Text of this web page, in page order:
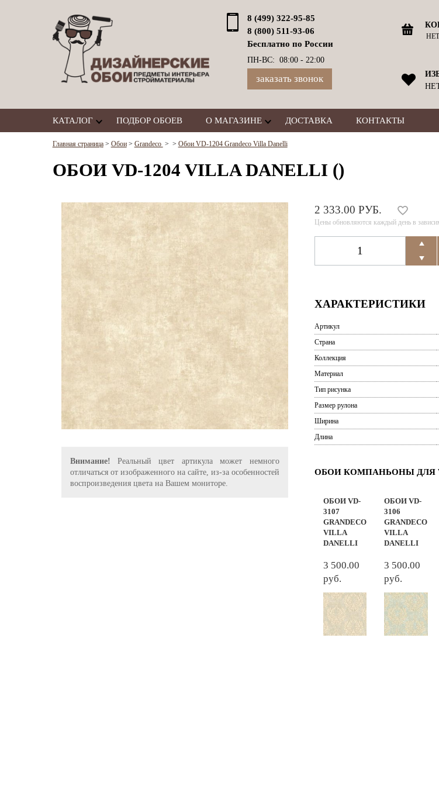
8 (499) 322-95-85
8 (800) 511-93-06
Бесплатно по России
ПН-ВС: 08:00 - 22:00
заказать звонок
КАТАЛОГ ПОДБОР ОБОЕВ О МАГАЗИНЕ ДОСТАВКА КОНТАКТЫ
Главная страница> Обои> Grandeco > > Обои VD-1204 Grandeco Villa Danelli
ОБОИ VD-1204 VILLA DANELLI ()
Внимание! Реальный цвет артикула может немного
отличаться от изображенного на сайте, из-за особенностей
воспроизведения цвета на Вашем мониторе.
2 333.00 РУБ.
Цены обновляются каждый день в
ХАРАКТЕРИСТИКИ
Артикул
Страна
Коллекция
Материал
Тип рисунка
Размер рулона
Ширина
Длина
ОБОИ КОМПАНЬОНЫ ДЛЯ
ОБОИ VD-
3107
GRANDECO
VILLA
DANELLI
3 500.00
руб.
ОБОИ VD-
3106
GRANDECO
VILLA
DANELLI
3 500.00
руб.